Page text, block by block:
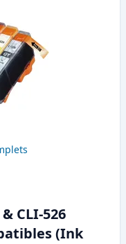
CLI-526
(Ink